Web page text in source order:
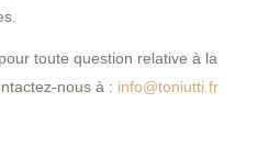
toute question relative à la
nous à : info@toniutti.fr